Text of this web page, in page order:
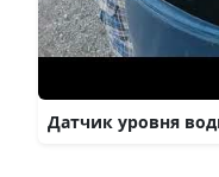
Датчик уровня